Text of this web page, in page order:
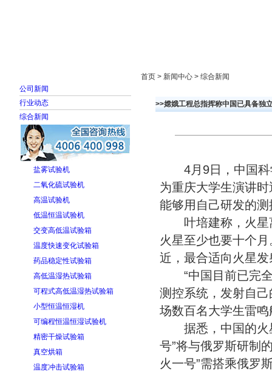
公司新闻
行业动态
综合新闻
盐雾试验机
二氧化硫试验机
高温试验机
低温恒温试验机
交变高低温试验箱
温度快速变化试验箱
药品稳定性试验箱
高低温湿热试验箱
可程式高低温湿热试验箱
小型恒温恒湿机
可编程恒温恒湿试验机
精密干燥试验箱
真空烘箱
温度冲击试验箱
首页 > 新闻中心 > 综合新闻
>>嫦娥工程总指挥称中国已具备独
4月9日，中国科
为重庆大学生演讲
能够用自己研发的
叶培建称，火星
火星至少也要十个
近，最合适向火星
“中国目前已完全
测控系统，发射自
场数百名大学生雷
据悉，中国的火星
号”将与俄罗斯研制
火一号”需搭乘俄罗